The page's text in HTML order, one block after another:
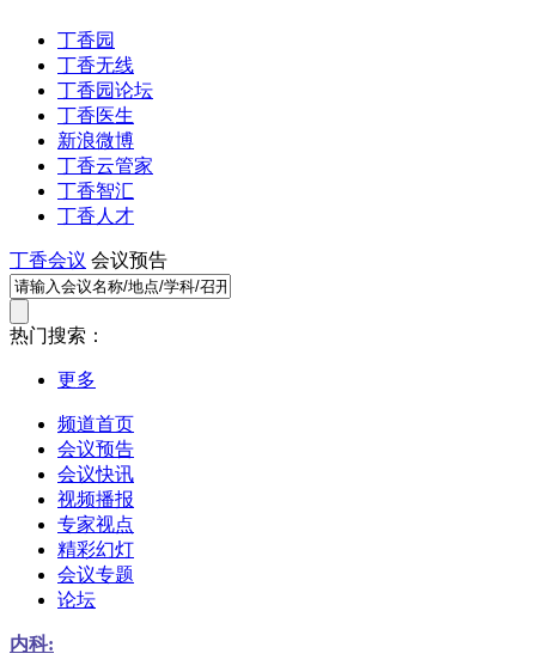
丁香园
丁香无线
丁香园论坛
丁香医生
新浪微博
丁香云管家
丁香智汇
丁香人才
丁香会议 会议预告
热门搜索：
更多
频道首页
会议预告
会议快讯
视频播报
专家视点
精彩幻灯
会议专题
论坛
内科: